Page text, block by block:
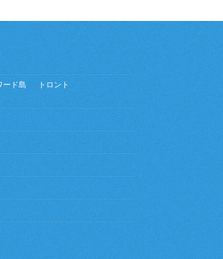
ード島
トロント